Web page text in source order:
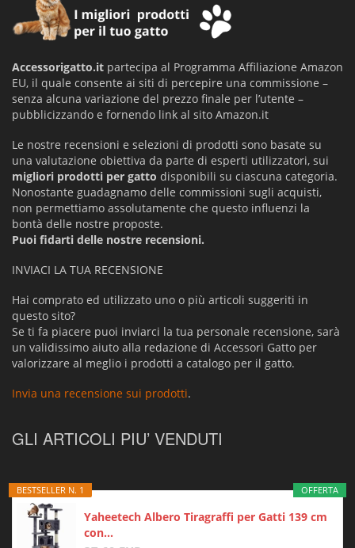
Accessorigatto.it partecipa al Programma Affiliazione Amazon
EU, il quale consente ai siti di percepire una commissione –
senza alcuna variazione del prezzo finale per l’utente –
pubblicizzando e fornendo link al sito Amazon.it
Le nostre recensioni e selezioni di prodotti sono basate su
una valutazione obiettiva da parte di esperti utilizzatori, sui
migliori prodotti per gatto disponibili su ciascuna categoria.
Nonostante guadagnamo delle commissioni sugli acquisti,
non permettiamo assolutamente che questo influenzi la
bontà delle nostre proposte.
Puoi fidarti delle nostre recensioni.
INVIACI LA TUA RECENSIONE
Hai comprato ed utilizzato uno o più articoli suggeriti in
questo sito?
Se ti fa piacere puoi inviarci la tua personale recensione, sarà
un validissimo aiuto alla redazione di Accessori Gatto per
valorizzare al meglio i prodotti a catalogo per il gatto.
Invia una recensione sui prodotti.
GLI ARTICOLI PIU’ VENDUTI
OFFERTA
BESTSELLER N. 1
Yaheetech Albero Tiragraffi per Gatti 139 cm
con...